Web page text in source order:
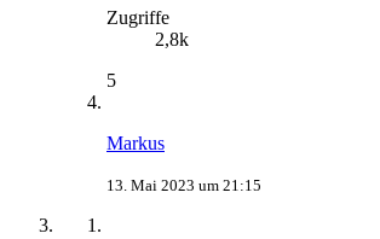
Zugriffe
2,8k
5
Markus
13. Mai 2023 um 21:15